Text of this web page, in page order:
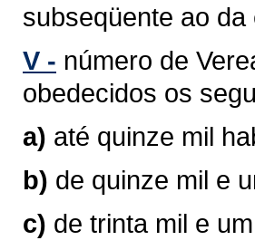
subseqüente ao da
V - número de
obedecidos os
a) até quinze mil
b) de quinze mil e
c) de trinta mil e